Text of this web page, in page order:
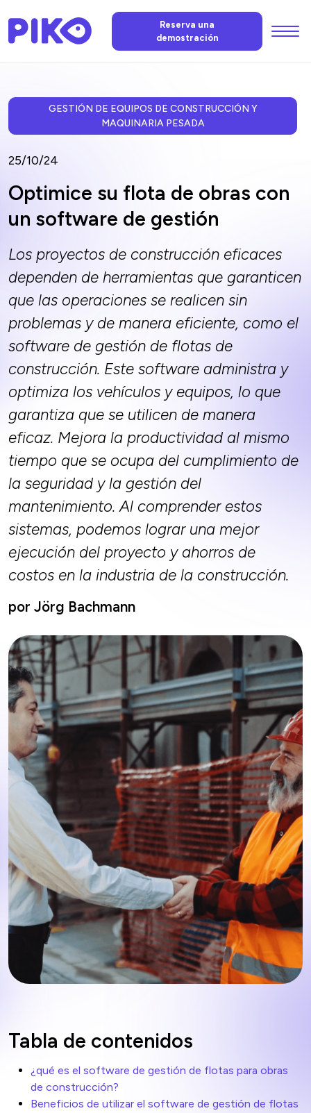
Reserva una
demostración
GESTIÓN DE EQUIPOS DE CONSTRUCCIÓN Y
MAQUINARIA PESADA
25/10/24
Optimice su flota de obras con
un software de gestión
Los proyectos de construcción eficaces
dependen de herramientas que garanticen
que las operaciones se realicen sin
problemas y de manera eficiente, como el
software de gestión de flotas de
construcción. Este software administra y
optimiza los vehículos y equipos, lo que
garantiza que se utilicen de manera
eficaz. Mejora la productividad al mismo
tiempo que se ocupa del cumplimiento de
la seguridad y la gestión del
mantenimiento. Al comprender estos
sistemas, podemos lograr una mejor
ejecución del proyecto y ahorros de
costos en la industria de la construcción.
por Jörg Bachmann
Tabla de contenidos
¿qué es el software de gestión de flotas para obras
de construcción?
Beneficios de utilizar el software de gestión de flotas
La IA de PIKO
Noticias
FAQ
Contáctenos